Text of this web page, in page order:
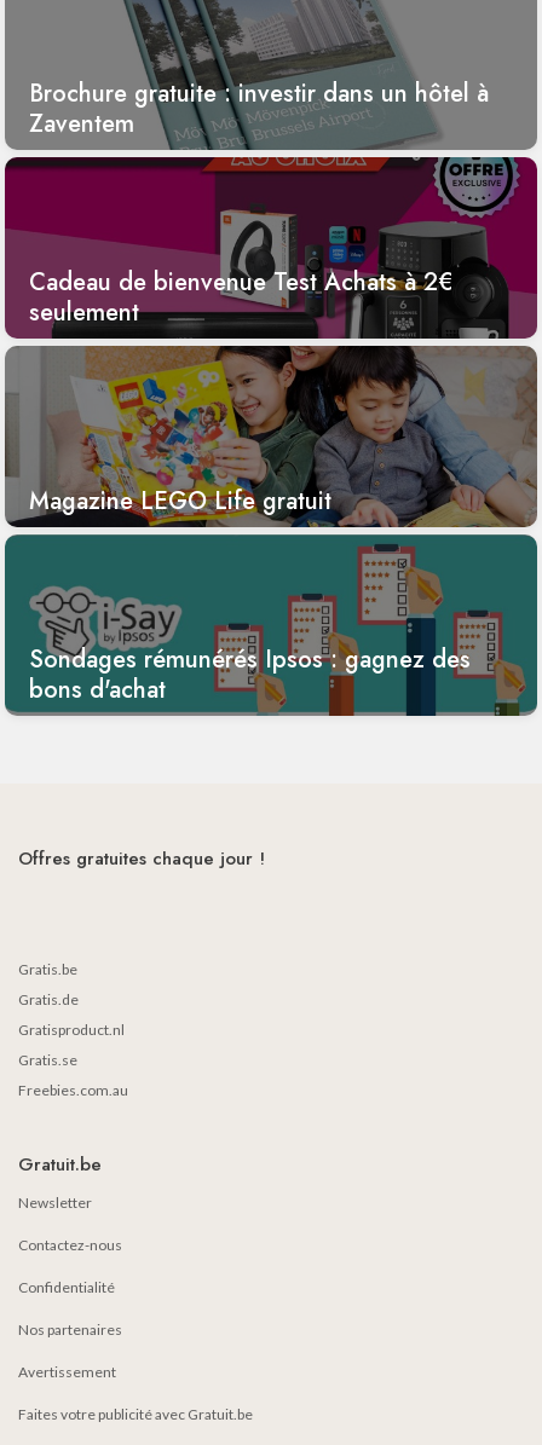
Brochure gratuite : investir dans un hôtel à
Zaventem
Cadeau de bienvenue Test Achats à 2€
seulement
Magazine LEGO Life gratuit
Sondages rémunérés Ipsos : gagnez des
bons d'achat
Offres gratuites chaque jour !
Gratis.be
Gratis.de
Gratisproduct.nl
Gratis.se
Freebies.com.au
Gratuit.be
Newsletter
Contactez-nous
Confidentialité
Nos partenaires
Avertissement
Faites votre publicité avec Gratuit.be